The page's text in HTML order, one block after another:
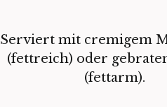
Serviert mit cremigem
(fettreich) oder
(fettarm).